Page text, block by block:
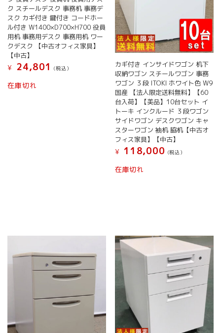
ク スチールデスク 事務机 事務デ
スク カギ付き 鍵付き コードホー
ル付き W1400×D700×H700 役員
用机 事務用デスク 事務用机 ワー
クデスク 【中古オフィス家具】
【中古】
¥
24,801 (税込）
在庫切れ
カギ付き インサイドワゴン 机下
収納ワゴン スチールワゴン 事務
ワゴン ３段 ITOKI ホワイト色 W9
国産 【法人限定送料無料】【60
台入荷】【美品】10台セット イ
トーキ インクルード ３段ワゴン
サイドワゴン デスクワゴン キャ
スターワゴン 袖机 脇机【中古オ
フィス家具】【中古】
¥
118,000 (税込）
在庫切れ